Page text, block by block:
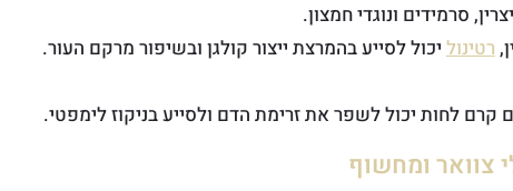
סרמידים ונוגדי חמצון.
רטינול יכול לסייע בהמרצת ייצור קולגן ובשיפור מרקם העור.
קרם לחות יכול לשפר את זרימת הדם ולסייע בניקוז לימפטי.
צוואר ומחשוף